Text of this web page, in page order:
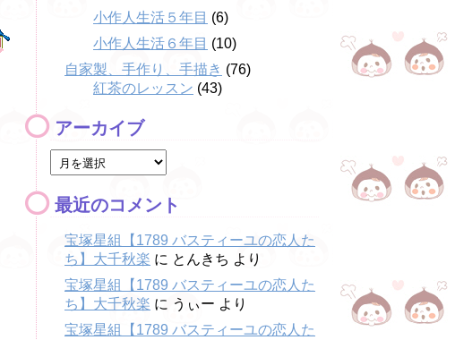
小作人生活５年目 (6)
小作人生活６年目 (10)
自家製、手作り、手描き (76)
紅茶のレッスン (43)
アーカイブ
最近のコメント
宝塚星組【1789 バスティーユの恋人た
ち】大千秋楽 に とんきち より
宝塚星組【1789 バスティーユの恋人た
ち】大千秋楽 に うぃー より
宝塚星組【1789 バスティーユの恋人た